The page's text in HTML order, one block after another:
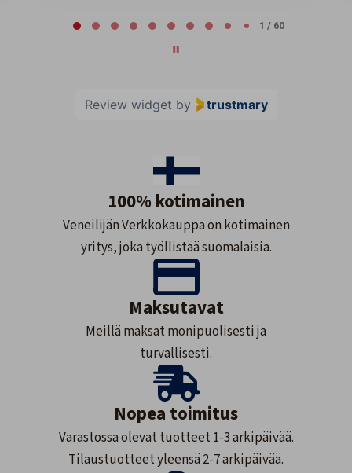
2 / 60
Review widget by trustmary
100% kotimainen
Veneilijän Verkkokauppa on kotimainen
yritys, joka työllistää suomalaisia.
Maksutavat
Meillä maksat monipuolisesti ja
turvallisesti.
Nopea toimitus
Varastossa olevat tuotteet 1-3 arkipäivää.
Tilaustuotteet yleensä 2-7 arkipäivää.